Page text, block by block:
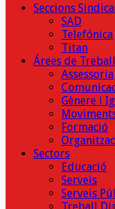
Seccions
SAD
Telefónica
Titan
Árees de Treball
Gènere i
Formació
Sectors
Educació
Serveis
Serveis
Treball